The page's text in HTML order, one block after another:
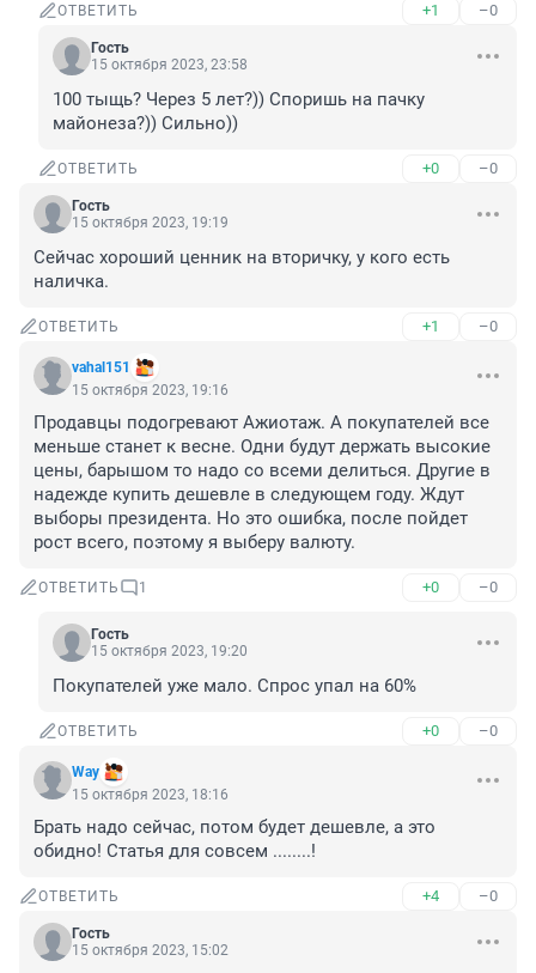
ОТВЕТИТЬ +1 –0
Гость
15 октября 2023, 23:58
100 тыщь? Через 5 лет?)) Споришь на пачку
майонеза?)) Сильно))
ОТВЕТИТЬ +0 –0
Гость
15 октября 2023, 19:19
Сейчас хороший ценник на вторичку, у кого есть
наличка.
ОТВЕТИТЬ +1 –0
vahal151
15 октября 2023, 19:16
Продавцы подогревают Ажиотаж. А покупателей все
меньше станет к весне. Одни будут держать высокие
цены, барышом то надо со всеми делиться. Другие в
надежде купить дешевле в следующем году. Ждут
выборы президента. Но это ошибка, после пойдет
рост всего, поэтому я выберу валюту.
ОТВЕТИТЬ 1 +0 –0
Гость
15 октября 2023, 19:20
Покупателей уже мало. Спрос упал на 60%
ОТВЕТИТЬ +0 –0
Way
15 октября 2023, 18:16
Брать надо сейчас, потом будет дешевле, а это
обидно! Статья для совсем ........!
ОТВЕТИТЬ +4 –0
Гость
15 октября 2023, 15:02